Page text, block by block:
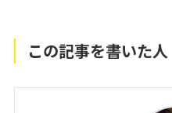
この記事を書いた人